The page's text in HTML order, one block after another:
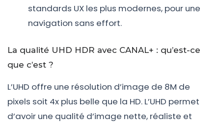
standards UX les plus modernes, pour une
navigation sans effort.
La qualité UHD HDR avec CANAL+ : qu’est-ce
que c’est ?
L’UHD offre une résolution d’image de 8M de
pixels soit 4x plus belle que la HD. L’UHD permet
d’avoir une qualité d’image nette, réaliste et